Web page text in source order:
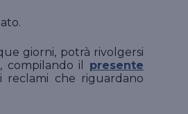
giorni, potrà rivolgersi
compilando il presente
reclami che riguardano